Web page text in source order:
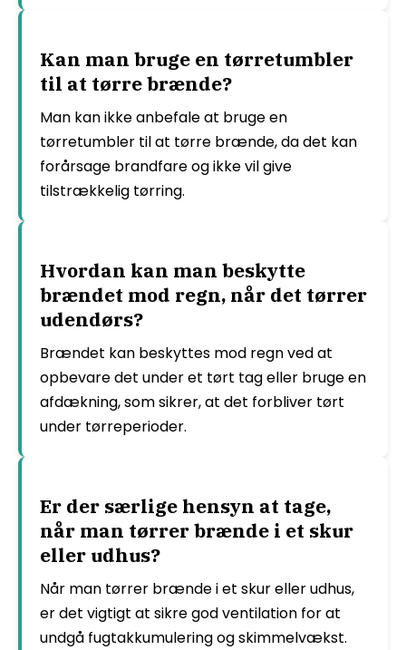
Kan man bruge en tørretumbler
til at tørre brænde?
Man kan ikke anbefale at bruge en
tørretumbler til at tørre brænde, da det kan
forårsage brandfare og ikke vil give
tilstrækkelig tørring.
Hvordan kan man beskytte
brændet mod regn, når det tørrer
udendørs?
Brændet kan beskyttes mod regn ved at
opbevare det under et tørt tag eller bruge en
afdækning, som sikrer, at det forbliver tørt
under tørreperioder.
Er der særlige hensyn at tage,
når man tørrer brænde i et skur
eller udhus?
Når man tørrer brænde i et skur eller udhus,
er det vigtigt at sikre god ventilation for at
undgå fugtakkumulering og skimmelvækst.